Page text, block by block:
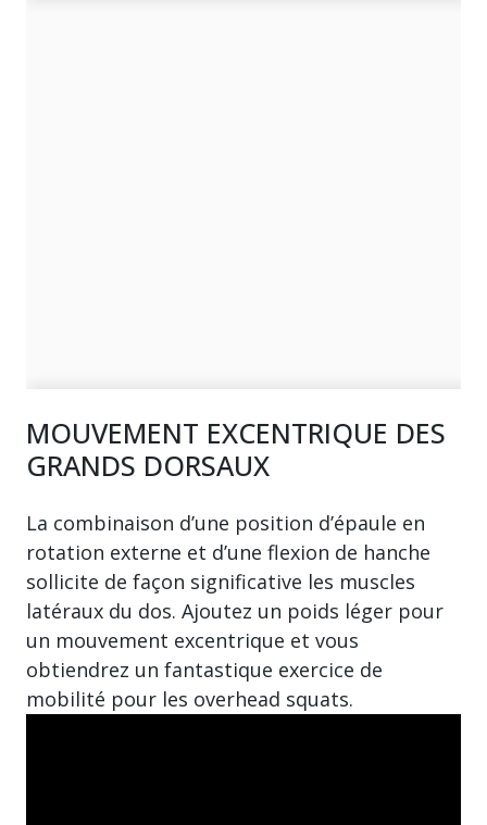
MOUVEMENT EXCENTRIQUE DES
GRANDS DORSAUX
La combinaison d’une position d’épaule en
rotation externe et d’une flexion de hanche
sollicite de façon significative les muscles
latéraux du dos. Ajoutez un poids léger pour
un mouvement excentrique et vous
obtiendrez un fantastique exercice de
mobilité pour les overhead squats.